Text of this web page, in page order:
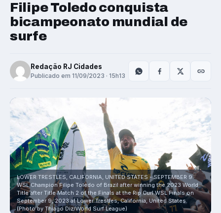
Filipe Toledo conquista
bicampeonato mundial de
surfe
Redação RJ Cidades
Publicado em 11/09/2023 · 15h13
LOWER TRESTLES, CALIFORNIA, UNITED STATES - SEPTEMBER 9:
WSL Champion Filipe Toledo of Brazil after winning the 2023 World
Title after Title Match 2 of the Finals at the Rip Curl WSL Finals on
September 9, 2023 at Lower Trestles, California, United States.
(Photo by Thiago Diz/World Surf League)